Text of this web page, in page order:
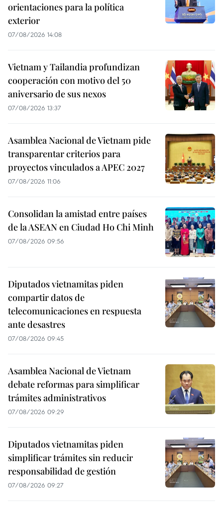
orientaciones para la política
exterior
07/08/2026 14:08
Vietnam y Tailandia profundizan
cooperación con motivo del 50
aniversario de sus nexos
07/08/2026 13:37
Asamblea Nacional de Vietnam pide
transparentar criterios para
proyectos vinculados a APEC 2027
07/08/2026 11:06
Consolidan la amistad entre países
de la ASEAN en Ciudad Ho Chi Minh
07/08/2026 09:56
Diputados vietnamitas piden
compartir datos de
telecomunicaciones en respuesta
ante desastres
07/08/2026 09:45
Asamblea Nacional de Vietnam
debate reformas para simplificar
trámites administrativos
07/08/2026 09:29
Diputados vietnamitas piden
simplificar trámites sin reducir
responsabilidad de gestión
07/08/2026 09:27